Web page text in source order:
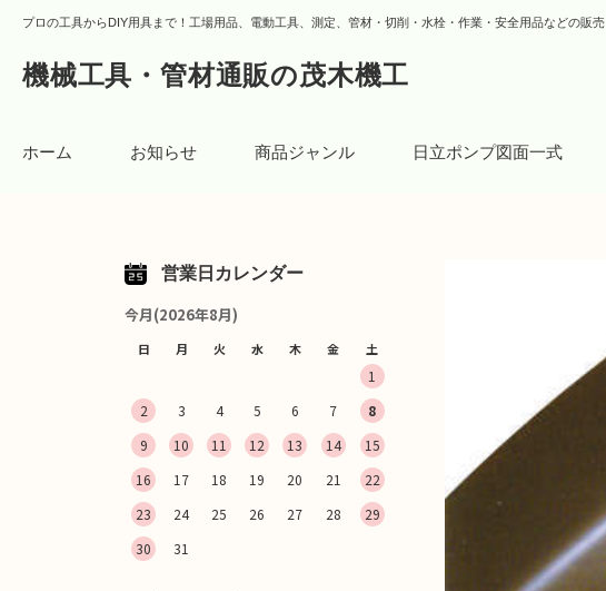
プロの工具からDIY用具まで！工場用品、電動工具、測定、管材・切削・水栓・作業・安全用品などの販売
機械工具・管材通販の茂木機工
ホーム お知らせ 商品ジャンル 日立ポンプ図面一式
営業日カレンダー
今月(2026年8月)
日 月 火 水 木 金 土
1
2
3 4 5 6 7
8
9
10 11 12 13 14
15
16
17 18 19 20 21
22
23
24 25 26 27 28
29
30
31